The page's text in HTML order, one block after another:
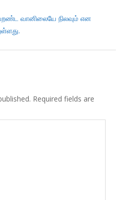
வானிலையே நிலவும் என
Required fields are